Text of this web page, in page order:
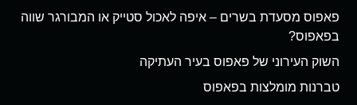
פאפוס מסעדת בשרים – איפה לאכול סטייק או המבורגר שווה
בפאפוס?
השוק העירוני של פאפוס בעיר העתיקה
טברנות מומלצות בפאפוס